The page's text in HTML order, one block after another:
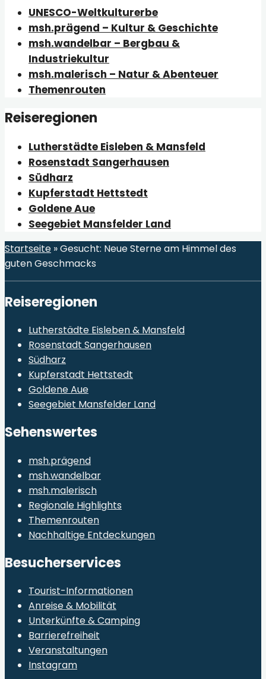
UNESCO-Weltkulturerbe
msh.prägend – Kultur & Geschichte
msh.wandelbar – Bergbau &
Industriekultur
msh.malerisch – Natur & Abenteuer
Themenrouten
Reiseregionen
Lutherstädte Eisleben & Mansfeld
Rosenstadt Sangerhausen
Südharz
Kupferstadt Hettstedt
Goldene Aue
Seegebiet Mansfelder Land
Startseite »Gesucht: Neue Sterne am Himmel des
guten Geschmacks
Reiseregionen
Lutherstädte Eisleben & Mansfeld
Rosenstadt Sangerhausen
Südharz
Kupferstadt Hettstedt
Goldene Aue
Seegebiet Mansfelder Land
Sehenswertes
msh.prägend
msh.wandelbar
msh.malerisch
Regionale Highlights
Themenrouten
Nachhaltige Entdeckungen
Besucherservices
Tourist-Informationen
Anreise & Mobilität
Unterkünfte & Camping
Barrierefreiheit
Veranstaltungen
Instagram